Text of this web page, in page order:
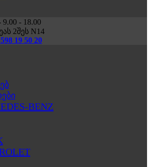
- 18.00
2შეს N14
19 50 20
BENZ